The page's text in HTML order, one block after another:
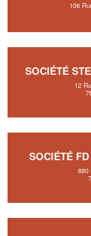
106
SOCIÉTÉ
12
SOCIÉTÉ
880